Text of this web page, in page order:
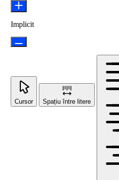
Implicit
Cursor Spațiu între litere